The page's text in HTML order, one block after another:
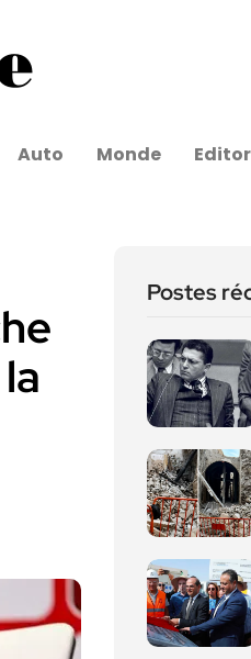
Auto Monde
Postes